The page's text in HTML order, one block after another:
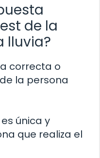
de la
lluvia?
correcta o
la persona
única y
que realiza el